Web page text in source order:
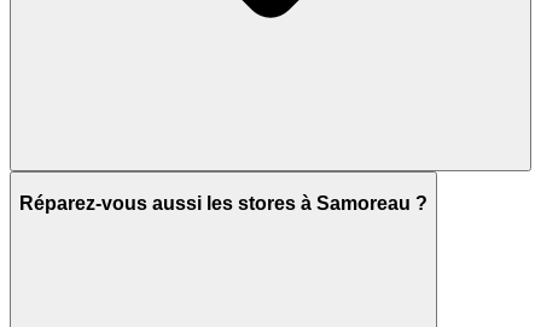
Réparez-vous aussi les stores à Samoreau ?